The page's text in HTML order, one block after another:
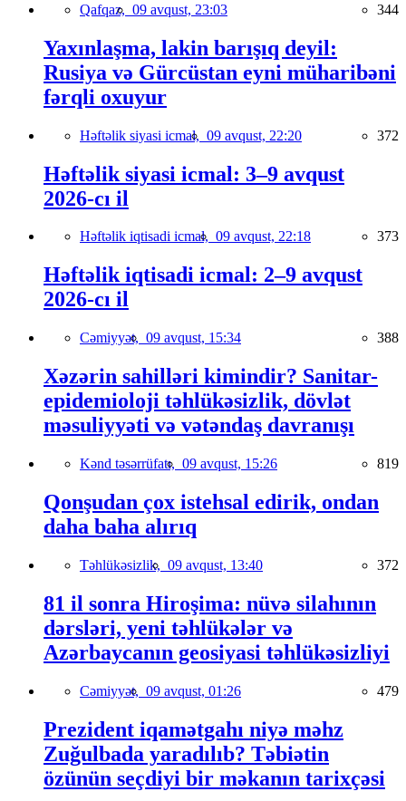
Qafqaz, 09 avqust, 23:03 344
Yaxınlaşma, lakin barışıq deyil:
Rusiya və Gürcüstan eyni müharibəni
fərqli oxuyur
Həftəlik siyasi icmal, 09 avqust, 22:20 372
Həftəlik siyasi icmal: 3–9 avqust
2026-cı il
Həftəlik iqtisadi icmal, 09 avqust, 22:18 373
Həftəlik iqtisadi icmal: 2–9 avqust
2026-cı il
Cəmiyyət, 09 avqust, 15:34 388
Xəzərin sahilləri kimindir? Sanitar-
epidemioloji təhlükəsizlik, dövlət
məsuliyyəti və vətəndaş davranışı
Kənd təsərrüfatı, 09 avqust, 15:26 819
Qonşudan çox istehsal edirik, ondan
daha baha alırıq
Təhlükəsizlik, 09 avqust, 13:40 372
81 il sonra Hiroşima: nüvə silahının
dərsləri, yeni təhlükələr və
Azərbaycanın geosiyasi təhlükəsizliyi
Cəmiyyət, 09 avqust, 01:26 479
Prezident iqamətgahı niyə məhz
Zuğulbada yaradılıb? Təbiətin
özünün seçdiyi bir məkanın tarixçəsi